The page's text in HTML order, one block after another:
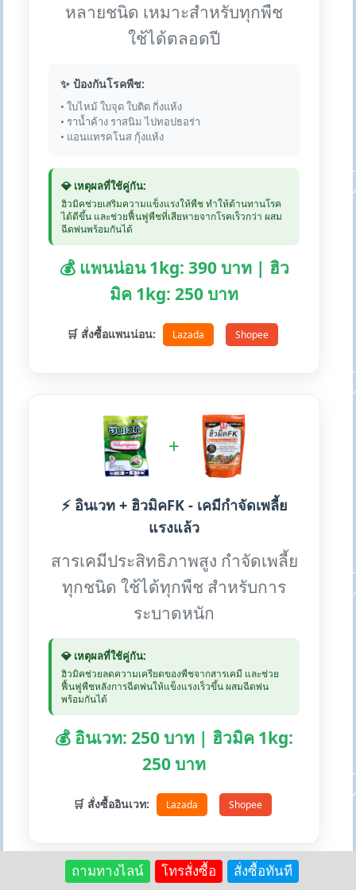
หลายชนิด เหมาะสำหรับทุกพืช
ใช้ได้ตลอดปี
✨ ป้องกันโรคพืช:
• ใบไหม้ ใบจุด ใบติด กิ่งแห้ง
• ราน้ำค้าง ราสนิม ไปทอปธอร่า
• แอนแทรคโนส กุ้งแห้ง
💎 เหตุผลที่ใช้คู่กัน:
ฮิวมิคช่วยเสริมความแข็งแรงให้พืช ทำให้ต้านทานโรค
ได้ดีขึ้น และช่วยฟื้นฟูพืชที่เสียหายจากโรคเร็วกว่า ผสม
ฉีดพ่นพร้อมกันได้
💰 แพนน่อน 1kg: 390 บาท | ฮิว
มิค 1kg: 250 บาท
🛒 สั่งซื้อแพนน่อน: Lazada Shopee
+
⚡ อินเวท + ฮิวมิคFK - เคมีกำจัดเพลี้ย
แรงแล้ว
สารเคมีประสิทธิภาพสูง กำจัดเพลี้ย
ทุกชนิด ใช้ได้ทุกพืช สำหรับการ
ระบาดหนัก
💎 เหตุผลที่ใช้คู่กัน:
ฮิวมิคช่วยลดความเครียดของพืชจากสารเคมี และช่วย
ฟื้นฟูพืชหลังการฉีดพ่นให้แข็งแรงเร็วขึ้น ผสมฉีดพ่น
พร้อมกันได้
💰 อินเวท: 250 บาท | ฮิวมิค 1kg:
250 บาท
🛒 สั่งซื้ออินเวท: Lazada Shopee
ถามทางไลน์ โทรสั่งซื้อ สั่งซื้อทันที